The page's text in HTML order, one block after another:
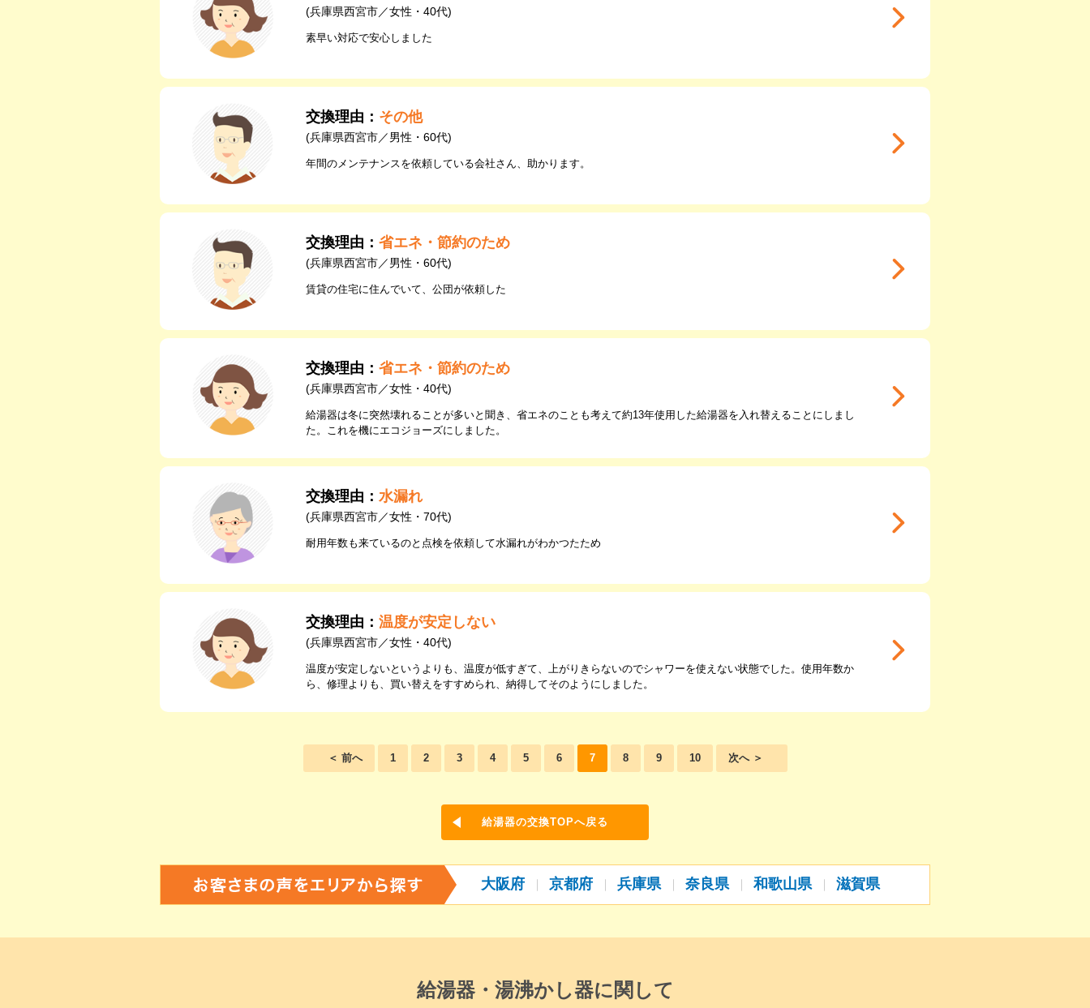
(兵庫県西宮市／女性・40代)
素早い対応で安心しました
交換理由： その他
(兵庫県西宮市／男性・60代)
年間のメンテナンスを依頼している会社さん、助かります。
交換理由： 省エネ・節約のため
(兵庫県西宮市／男性・60代)
賃貸の住宅に住んでいて、公団が依頼した
交換理由： 省エネ・節約のため
(兵庫県西宮市／女性・40代)
給湯器は冬に突然壊れることが多いと聞き、省エネのことも考えて約13年使用した給湯器を入れ替えることにしまし
た。これを機にエコジョーズにしました。
交換理由： 水漏れ
(兵庫県西宮市／女性・70代)
耐用年数も来ているのと点検を依頼して水漏れがわかつたため
交換理由： 温度が安定しない
(兵庫県西宮市／女性・40代)
温度が安定しないというよりも、温度が低すぎて、上がりきらないのでシャワーを使えない状態でした。使用年数か
ら、修理よりも、買い替えをすすめられ、納得してそのようにしました。
＜ 前へ 1 2 3 4 5 6 7 8 9 10 次へ ＞
給湯器の交換TOPへ戻る
大阪府 京都府 兵庫県 奈良県 和歌山県 滋賀県
給湯器・湯沸かし器に関して